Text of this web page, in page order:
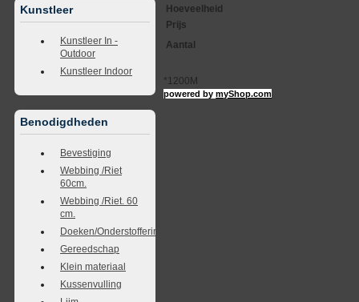
Kunstleer
Kunstleer In -
Outdoor
Kunstleer Indoor
Benodigdheden
Bevestiging
Webbing /Riet
60cm.
Webbing /Riet. 60
cm.
Doeken/Onderstoffering
Gereedschap
Klein materiaal
Kussenvulling
Hoeveelheid
Prijs
Aantal
*1200M
powered bymyShop.com